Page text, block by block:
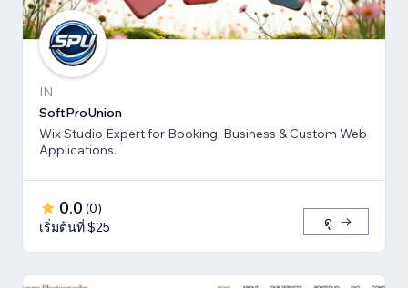
IN
SoftProUnion
Wix Studio Expert for Booking, Business & Custom Web
Applications.
0.0 (0)
เริ่มต้นที่ $25
ดู